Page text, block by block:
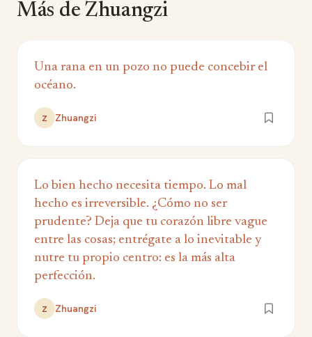
Más de Zhuangzi
Una rana en un pozo no puede concebir el
océano.
Z Zhuangzi
Lo bien hecho necesita tiempo. Lo mal
hecho es irreversible. ¿Cómo no ser
prudente? Deja que tu corazón libre vague
entre las cosas; entrégate a lo inevitable y
nutre tu propio centro: es la más alta
perfección.
Z Zhuangzi